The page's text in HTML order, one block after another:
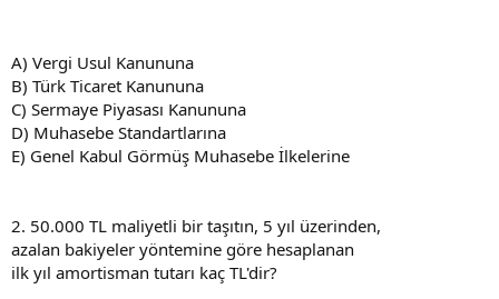
A) Vergi Usul Kanununa
B) Türk Ticaret Kanununa
C) Sermaye Piyasası Kanununa
D) Muhasebe Standartlarına
E) Genel Kabul Görmüş Muhasebe İlkelerine
2. 50.000 TL maliyetli bir taşıtın, 5 yıl üzerinden,
azalan bakiyeler yöntemine göre hesaplanan
ilk yıl amortisman tutarı kaç TL'dir?